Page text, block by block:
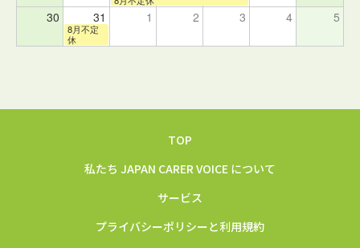
30 31 1 2 3 4 5
8月不定
休
TOP
私たち JAPAN CARER VOICE について
サービス
プライバシーポリシーと利用規約